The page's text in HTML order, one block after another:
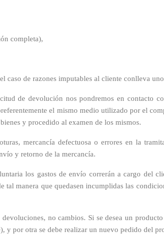
completa),
caso de razones imputables al cliente conlleva
de devolución nos pondremos en contacto
el mismo medio utilizado por el
y procedido al examen de los mismos.
mercancía defectuosa o errores en la
y retorno de la mercancía.
los gastos de envío correrán a cargo del
tal manera que quedasen incumplidas las
no cambios. Si se desea un
y por otra se debe realizar un nuevo pedido del